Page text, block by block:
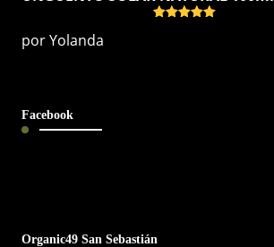
por Yolanda
Facebook
Organic49 San Sebastián